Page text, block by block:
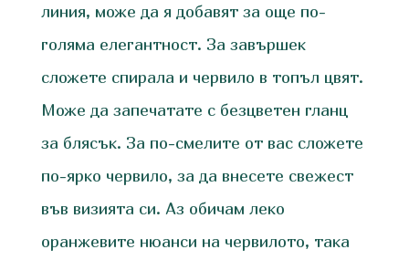
линия, може да я добавят за още по-
голяма елегантност. За завършек
сложете спирала и червило в топъл цвят.
Може да запечатате с безцветен гланц
за блясък. За по-смелите от вас сложете
по-ярко червило, за да внесете свежест
във визията си. Аз обичам леко
оранжевите нюанси на червилото, така